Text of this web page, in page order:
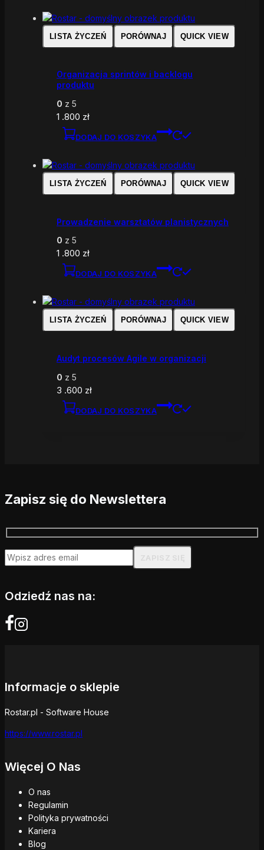
LISTA ŻYCZEŃ PORÓWNAJ QUICK VIEW
Organizacja sprintów i backlogu
produktu
0 z 5
1 .800 zł
DODAJ DO KOSZYKA
LISTA ŻYCZEŃ PORÓWNAJ QUICK VIEW
Prowadzenie warsztatów planistycznych
0 z 5
1 .800 zł
DODAJ DO KOSZYKA
LISTA ŻYCZEŃ PORÓWNAJ QUICK VIEW
Audyt procesów Agile w organizacji
0 z 5
3 .600 zł
DODAJ DO KOSZYKA
Zapisz się do Newslettera
Odziedź nas na:
Informacje o sklepie
Rostar.pl - Software House
https://www.rostar.pl
Więcej O Nas
O nas
Regulamin
Polityka prywatności
Kariera
Blog